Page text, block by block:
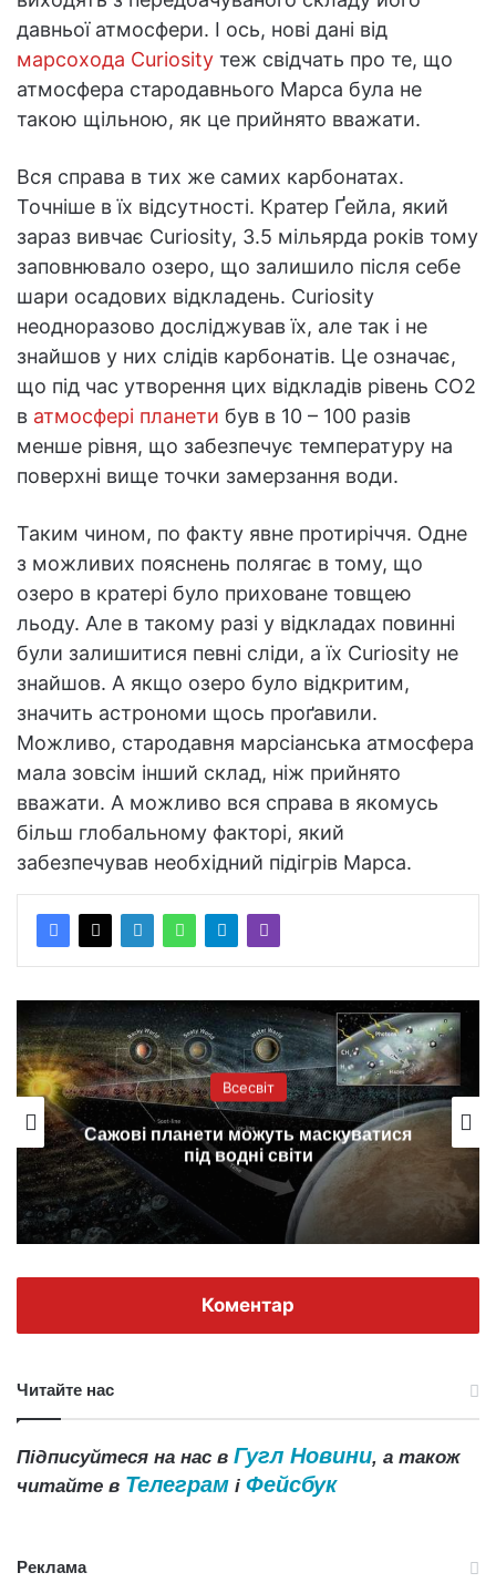
давньої атмосфери. І ось, нові дані від
марсохода Curiosity теж свідчать про те, що
атмосфера стародавнього Марса була не
такою щільною, як це прийнято вважати.
Вся справа в тих же самих карбонатах.
Точніше в їх відсутності. Кратер Ґейла, який
зараз вивчає Curiosity, 3.5 мільярда років тому
заповнювало озеро, що залишило після себе
шари осадових відкладень. Curiosity
неодноразово досліджував їх, але так і не
знайшов у них слідів карбонатів. Це означає,
що під час утворення цих відкладів рівень СО2
в атмосфері планети був в 10 – 100 разів
менше рівня, що забезпечує температуру на
поверхні вище точки замерзання води.
Таким чином, по факту явне протиріччя. Одне
з можливих пояснень полягає в тому, що
озеро в кратері було приховане товщею
льоду. Але в такому разі у відкладах повинні
були залишитися певні сліди, а їх Curiosity не
знайшов. А якщо озеро було відкритим,
значить астрономи щось проґавили.
Можливо, стародавня марсіанська атмосфера
мала зовсім інший склад, ніж прийнято
вважати. А можливо вся справа в якомусь
більш глобальному факторі, який
забезпечував необхідний підігрів Марса.
Всесвіт
Сажові планети можуть маскуватися
під водні світи
Коментар
Читайте нас
Підписуйтеся на нас в Гугл Новини, а також
читайте в Телеграм і Фейсбук
Реклама